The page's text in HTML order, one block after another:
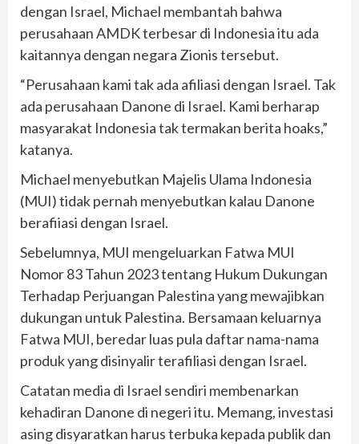
dengan Israel, Michael membantah bahwa
perusahaan AMDK terbesar di Indonesia itu ada
kaitannya dengan negara Zionis tersebut.
“Perusahaan kami tak ada afiliasi dengan Israel. Tak
ada perusahaan Danone di Israel. Kami berharap
masyarakat Indonesia tak termakan berita hoaks,”
katanya.
Michael menyebutkan Majelis Ulama Indonesia
(MUI) tidak pernah menyebutkan kalau Danone
berafiiasi dengan Israel.
Sebelumnya, MUI mengeluarkan Fatwa MUI
Nomor 83 Tahun 2023 tentang Hukum Dukungan
Terhadap Perjuangan Palestina yang mewajibkan
dukungan untuk Palestina. Bersamaan keluarnya
Fatwa MUI, beredar luas pula daftar nama-nama
produk yang disinyalir terafiliasi dengan Israel.
Catatan media di Israel sendiri membenarkan
kehadiran Danone di negeri itu. Memang, investasi
asing disyaratkan harus terbuka kepada publik dan